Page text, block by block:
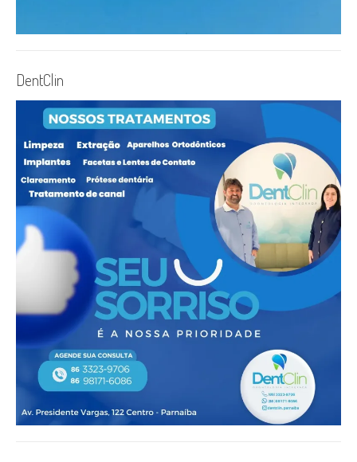
DentClin